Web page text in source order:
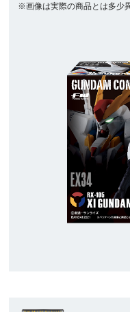
※画像は実際の商品とは多少